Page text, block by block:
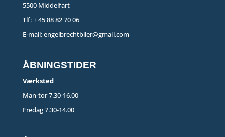
5500 Middelfart
Tlf:+ 45 88 82 70 06
E-mail:engelbrechtbiler@gmail.com
ÅBNINGSTIDER
Værksted
Man-tor 7.30-16.00
Fredag 7.30-14.00